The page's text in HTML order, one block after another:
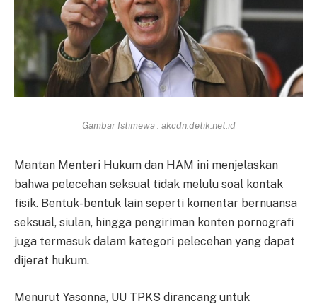
Gambar Istimewa : akcdn.detik.net.id
Mantan Menteri Hukum dan HAM ini menjelaskan
bahwa pelecehan seksual tidak melulu soal kontak
fisik. Bentuk-bentuk lain seperti komentar bernuansa
seksual, siulan, hingga pengiriman konten pornografi
juga termasuk dalam kategori pelecehan yang dapat
dijerat hukum.
Menurut Yasonna, UU TPKS dirancang untuk